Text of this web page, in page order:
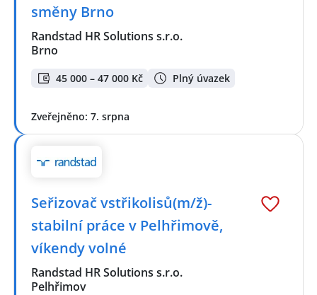
směny Brno
Randstad HR Solutions s.r.o.
Brno
45 000 – 47 000 Kč Plný úvazek
Zveřejněno: 7. srpna
Seřizovač vstřikolisů(m/ž)-
stabilní práce v Pelhřimově,
víkendy volné
Randstad HR Solutions s.r.o.
Pelhřimov